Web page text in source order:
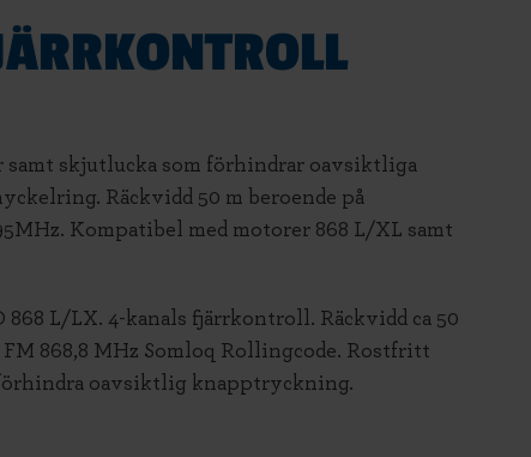
samt skjutlucka som förhindrar oavsiktliga
Räckvidd 50 m beroende på
Kompatibel med motorer 868 L/XL samt
868 L/LX. 4-kanals fjärrkontroll. Räckvidd ca 50
868,8 MHz Somloq Rollingcode. Rostfritt
oavsiktlig knapptryckning.